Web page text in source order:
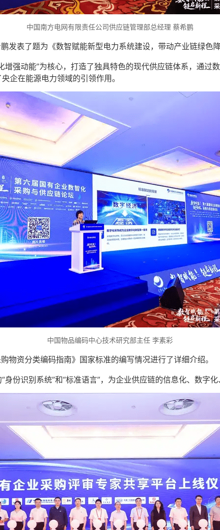
中国南方电网有限责任公司供应链管理部总经理 蔡希鹏
发表了题为《数智赋能新型电力系统建设，带动产业链绿色
强动能”为核心，打造了独具特色的现代供应链体系，通过
企在能源电力领域的引领作用。
中国物品编码中心技术研究部主任 李素彩
物资分类编码指南》国家标准的编写情况进行了详细介绍。
份识别系统”和“标准语言”，为企业供应链的信息化、数字